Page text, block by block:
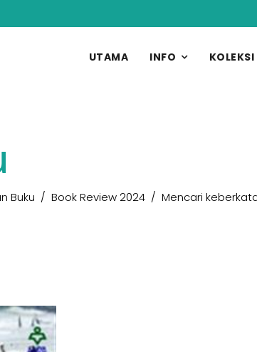
UTAMA INFO KOLEKSI
Buku Book Review 2024 Mencari